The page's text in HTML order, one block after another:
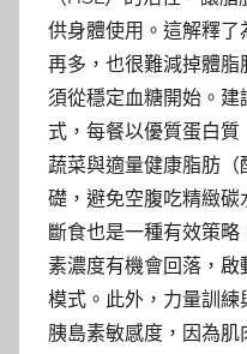
供身體使用。這解釋
再多，也很難減掉體
須從穩定血糖開始。
式，每餐以優質蛋白
蔬菜與適量健康脂肪
礎，避免空腹吃精緻
斷食也是一種有效策
素濃度有機會回落，
模式。此外，力量訓
胰島素敏感度，因為